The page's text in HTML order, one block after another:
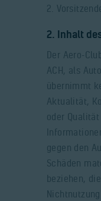
2.
2. Inhalt
Der Aero-
ACH, als
übernimmt
Aktualität,
oder
gegen den
Schäden
beziehen,